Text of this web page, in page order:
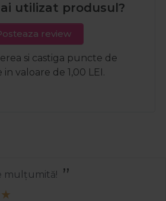
utilizat produsul?
review
si castiga puncte de
in valoare de 1,00 LEI.